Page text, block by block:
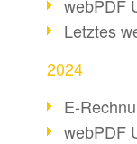
webPDF
Letztes
2024
E-
webPDF